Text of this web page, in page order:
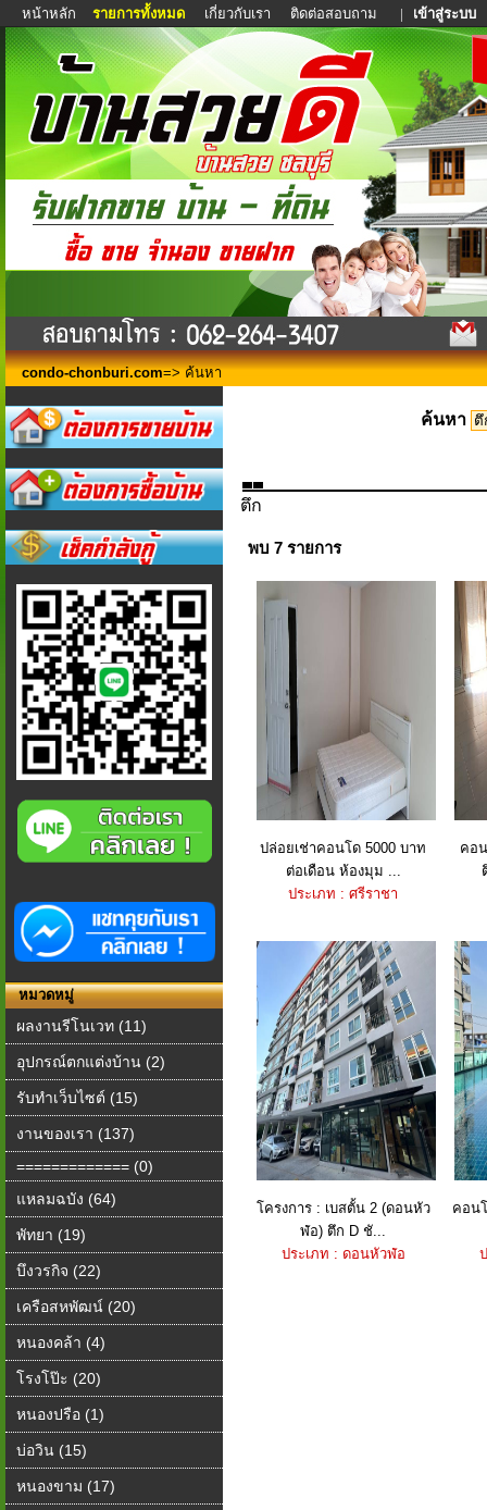
หน้าหลัก รายการทั้งหมด เกี่ยวกับเรา ติดต่อสอบถาม | เข้าสู่ระบบ
condo-chonburi.com=> ค้นหา
หมวดหมู่
ผลงานรีโนเวท (11)
อุปกรณ์ตกแต่งบ้าน (2)
รับทำเว็บไซต์ (15)
งานของเรา (137)
============= (0)
แหลมฉบัง (64)
พัทยา (19)
บึงวรกิจ (22)
เครือสหพัฒน์ (20)
หนองคล้า (4)
โรงโป๊ะ (20)
หนองปรือ (1)
บ่อวิน (15)
หนองขาม (17)
ค้นหา
ตึก
พบ 7 รายการ
ปล่อยเช่าคอนโด 5000 บาท
ต่อเดือน ห้องมุม ...
ประเภท : ศรีราชา
คอ
โครงการ : เบสตั้น 2 (ดอนหัว
ฬ่อ) ตึก D ชั...
ประเภท : ดอนหัวฬ่อ
คอน